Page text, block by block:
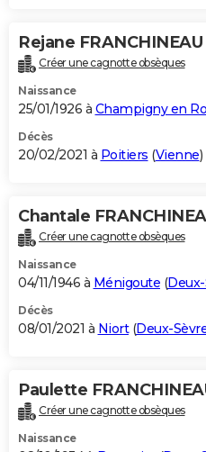
Rejane FRANCHINEAU
Créer une cagnotte obsèques
Naissance
25/01/1926 à Champigny en
Décès
20/02/2021 à Poitiers (Vienne)
Chantale
Créer une cagnotte obsèques
Naissance
04/11/1946 à Ménigoute (
Décès
08/01/2021 à Niort(Deux-
Paulette
Créer une cagnotte obsèques
Naissance